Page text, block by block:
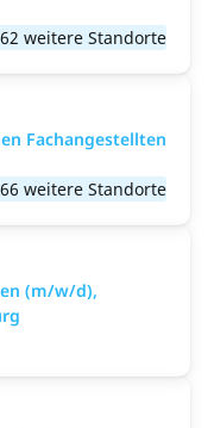
weitere Standorte
Fachangestellten
weitere Standorte
(m/w/d),